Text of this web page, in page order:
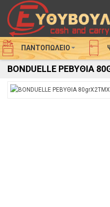
ΠΑΝΤΟΠΩΛΕΙΟ
BONDUELLE ΡΕΒΥΘΙΑ